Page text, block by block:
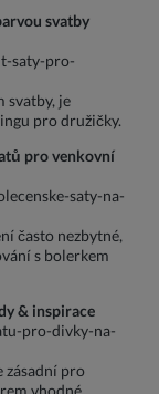
svatby
saty-pro-
svatby, je
pro družičky.
pro venkovní
saty-na-
často nezbytné,
s bolerkem
& inspirace
pro-divky-na-
zásadní pro